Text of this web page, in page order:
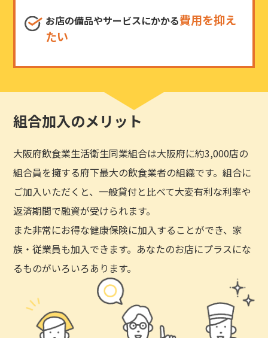
お店の備品やサービスにかかる費用を抑え
たい
組合加入のメリット
大阪府飲食業生活衛生同業組合は大阪府に約3,000店の
組合員を擁する府下最大の飲食業者の組織です。組合に
ご加入いただくと、一般貸付と比べて大変有利な利率や
返済期間で融資が受けられます。
また非常にお得な健康保険に加入することができ、家
族・従業員も加入できます。あなたのお店にプラスにな
るものがいろいろあります。